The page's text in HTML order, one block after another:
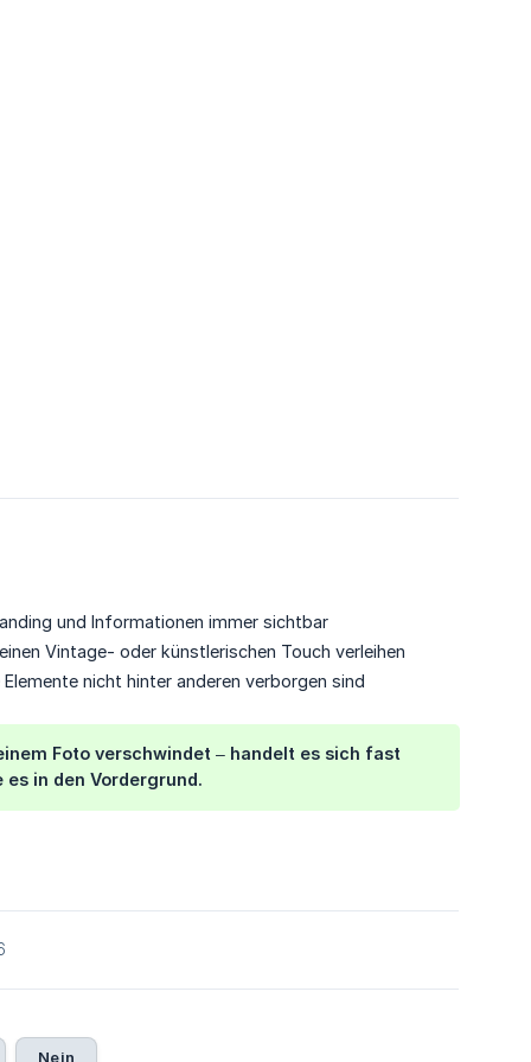
und Informationen immer sichtbar
Vintage- oder künstlerischen Touch verleihen
nicht hinter anderen verborgen sind
Foto verschwindet – handelt es sich fast
in den Vordergrund.
Nein